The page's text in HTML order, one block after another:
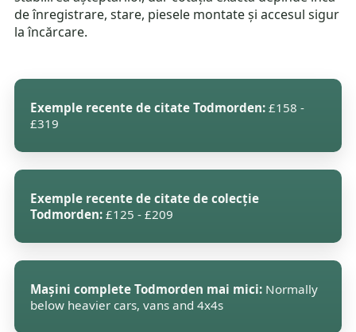
de înregistrare, stare, piesele montate și accesul sigur
la încărcare.
Exemple recente de citate Todmorden: £158 -
£319
Exemple recente de citate de colecție
Todmorden: £125 - £209
Mașini complete Todmorden mai mici: Normally
below heavier cars, vans and 4x4s